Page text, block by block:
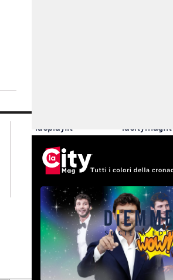
lacplay.it
laconair.it
lacitymag.it
ilvibonese.it